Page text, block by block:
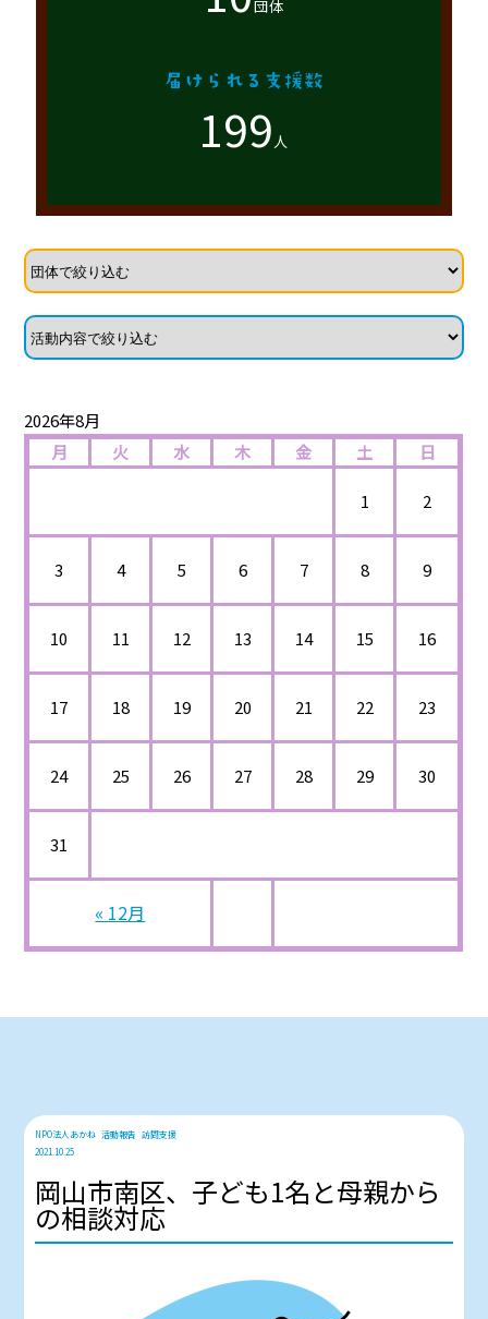
団体
199人
2026年8月
月
火 水 木 金 土 日
« 12月
1 2
3 4 5 6 7 8 9
10 11 12 13 14 15 16
17 18 19 20 21 22 23
24 25 26 27 28 29 30
31
NPO法人あかね 活動報告 訪問支援
2021.10.25
岡山市南区、子ども1名と母親から
の相談対応